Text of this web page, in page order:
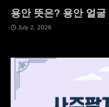
용안 뜻은? 용안 얼
July 2, 2026